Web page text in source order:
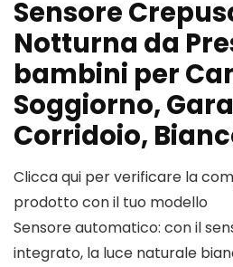
Sensore
Notturna da
bambini per
Soggiorno,
Corridoio,
Clicca qui per verificare la
prodotto con il tuo modello
Sensore automatico: con il
integrato, la luce naturale